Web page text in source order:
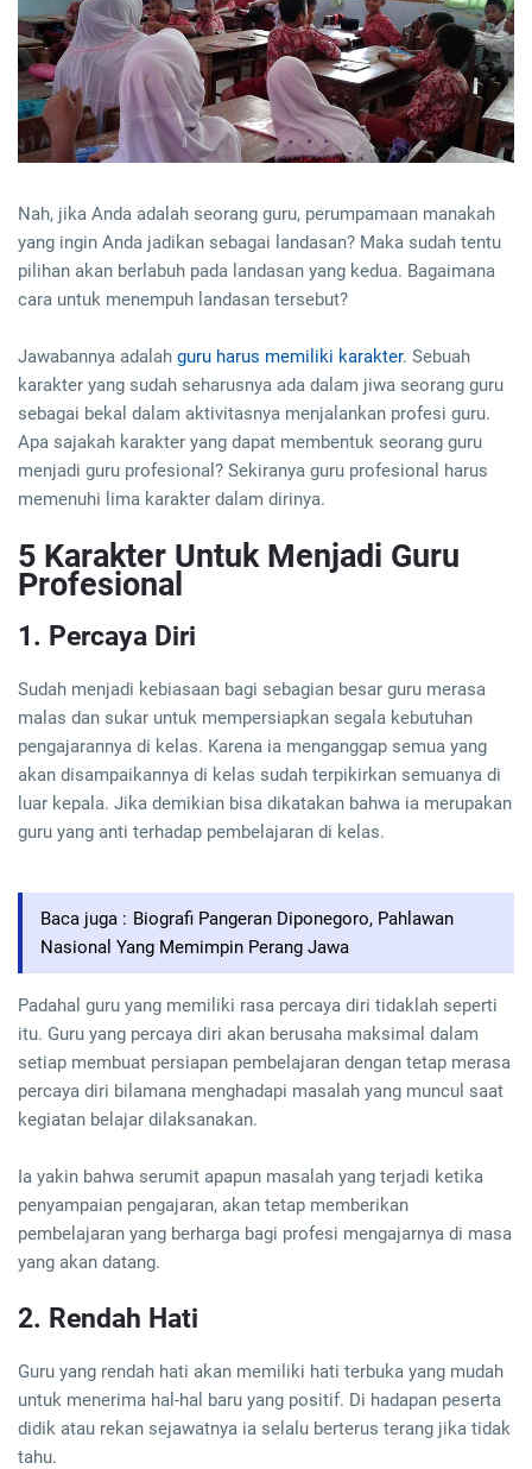
Nah, jika Anda adalah seorang guru, perumpamaan manakah
yang ingin Anda jadikan sebagai landasan? Maka sudah tentu
pilihan akan berlabuh pada landasan yang kedua. Bagaimana
cara untuk menempuh landasan tersebut?
Jawabannya adalah guru harus memiliki karakter. Sebuah
karakter yang sudah seharusnya ada dalam jiwa seorang guru
sebagai bekal dalam aktivitasnya menjalankan profesi guru.
Apa sajakah karakter yang dapat membentuk seorang guru
menjadi guru profesional? Sekiranya guru profesional harus
memenuhi lima karakter dalam dirinya.
5 Karakter Untuk Menjadi Guru
Profesional
1. Percaya Diri
Sudah menjadi kebiasaan bagi sebagian besar guru merasa
malas dan sukar untuk mempersiapkan segala kebutuhan
pengajarannya di kelas. Karena ia menganggap semua yang
akan disampaikannya di kelas sudah terpikirkan semuanya di
luar kepala. Jika demikian bisa dikatakan bahwa ia merupakan
guru yang anti terhadap pembelajaran di kelas.
Baca juga : Biografi Pangeran Diponegoro, Pahlawan
Nasional Yang Memimpin Perang Jawa
Padahal guru yang memiliki rasa percaya diri tidaklah seperti
itu. Guru yang percaya diri akan berusaha maksimal dalam
setiap membuat persiapan pembelajaran dengan tetap merasa
percaya diri bilamana menghadapi masalah yang muncul saat
kegiatan belajar dilaksanakan.
Ia yakin bahwa serumit apapun masalah yang terjadi ketika
penyampaian pengajaran, akan tetap memberikan
pembelajaran yang berharga bagi profesi mengajarnya di masa
yang akan datang.
2. Rendah Hati
Guru yang rendah hati akan memiliki hati terbuka yang mudah
untuk menerima hal-hal baru yang positif. Di hadapan peserta
didik atau rekan sejawatnya ia selalu berterus terang jika tidak
tahu.